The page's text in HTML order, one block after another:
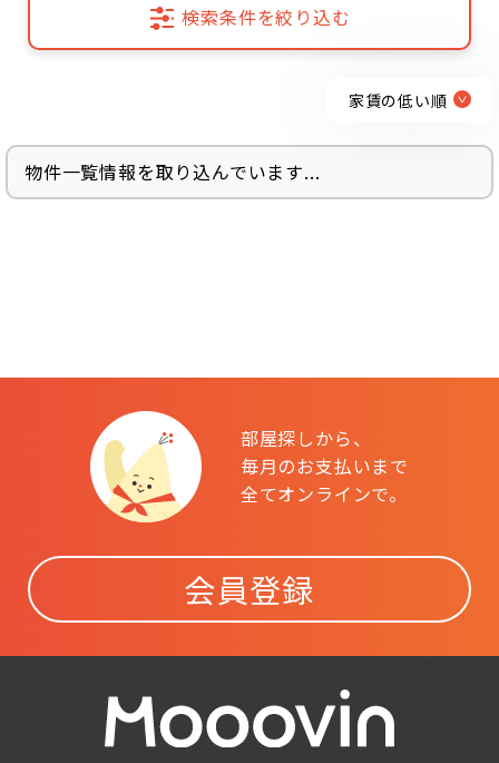
検索条件を絞り込む
家賃の低い順
物件一覧情報を取り込んでいます...
部屋探しから、
毎月のお支払いまで
全てオンラインで。
会員登録